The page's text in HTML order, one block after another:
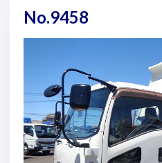
No.9458